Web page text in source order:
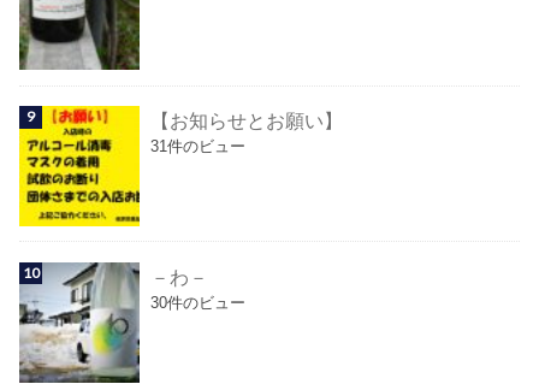
【お知らせとお願い】
31件のビュー
－わ－
30件のビュー